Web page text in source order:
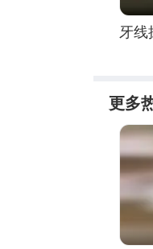
牙线
更多